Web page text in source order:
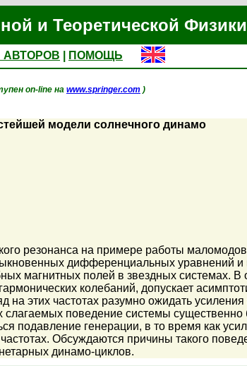
и Теоретической Физики
АВТОРОВ
ПОМОЩЬ
on-line на www.springer.com )
модели солнечного динамо
резонанса на примере работы
дифференциальных уравнений
магнитных полей в звездных системах. В
колебаний, допускает
на этих частотах разумно ожидать
поведение системы существенно
подавление генерации, в то время как
Обсуждаются причины такого
динамо-циклов.